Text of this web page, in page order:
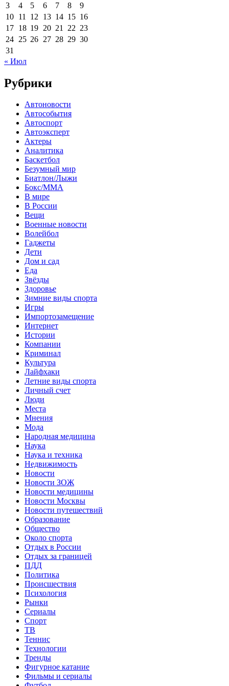
3
4 5 6 7 8
9
10 11 12 13 14 15 16
17 18 19 20 21 22 23
24 25 26 27 28 29 30
31
« Июл
Рубрики
Автоновости
Автособытия
Автоспорт
Автоэксперт
Актеры
Аналитика
Баскетбол
Безумный мир
Биатлон/Лыжи
Бокс/MMA
В мире
В России
Вещи
Военные новости
Волейбол
Гаджеты
Дети
Дом и сад
Еда
Звёзды
Здоровье
Зимние виды спорта
Игры
Импортозамещение
Интернет
Истории
Компании
Криминал
Культура
Лайфхаки
Летние виды спорта
Личный счет
Люди
Места
Мнения
Мода
Народная медицина
Наука
Наука и техника
Недвижимость
Новости
Новости ЗОЖ
Новости медицины
Новости Москвы
Новости путешествий
Образование
Общество
Около спорта
Отдых в России
Отдых за границей
ПДД
Политика
Происшествия
Психология
Рынки
Сериалы
Спорт
ТВ
Теннис
Технологии
Тренды
Фигурное катание
Фильмы и сериалы